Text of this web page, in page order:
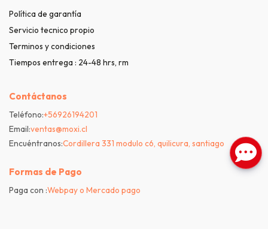
Política de garantía
Servicio tecnico propio
Terminos y condiciones
Tiempos entrega : 24-48 hrs, rm
Contáctanos
Teléfono:+56926194201
Email:ventas@moxi.cl
Encuéntranos:Cordillera 331 modulo c6, quilicura, santiago
Formas de Pago
Paga con :Webpay o Mercado pago